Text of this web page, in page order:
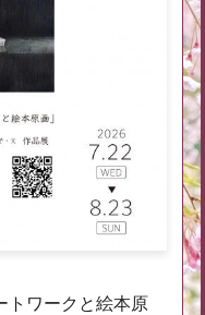
ワークと絵本原